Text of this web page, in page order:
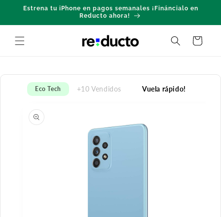
directamente
Estrena tu iPhone en pagos semanales ¡Fináncialo en
Reducto ahora!
Carrito
Eco Tech +10 Vendidos Vuela rápido!
a la
información
del producto